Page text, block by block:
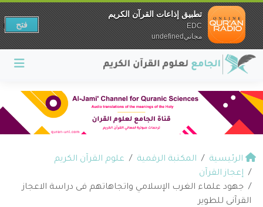
الرئيسية المكتبة الرقمية
علوم القرآن الكريم
إعجاز القرآن
جهود علماء الغرب الإسلامي واتجاهاتهم فى دراسة الاعجاز
القرآنى للطوير
تطبيق إذاعات القرآن الكريم
EDC
مجانيundefined
فتح